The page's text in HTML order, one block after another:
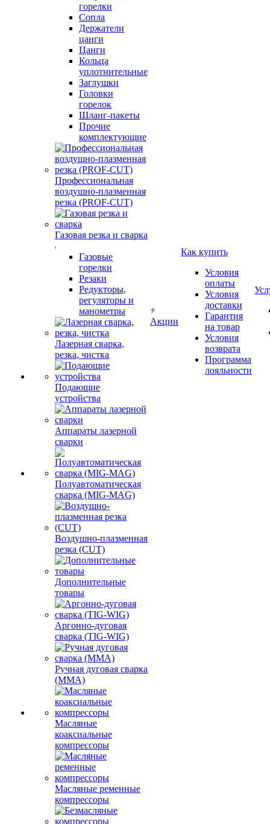
горелки
Сопла
Держатели
цанги
Цанги
Кольца
уплотнительные
Заглушки
Головки
горелок
Шланг-пакеты
Прочие
комплектующие
Профессиональная
воздушно-плазменная
резка (PROF-CUT)
Газовая резка и сварка
Газовые
горелки
Резаки
Редукторы,
регуляторы и
манометры
Лазерная сварка,
резка, чистка
Подающие
устройства
Аппараты лазерной
сварки
Полуавтоматическая
сварка (MIG-MAG)
Воздушно-плазменная
резка (CUT)
Дополнительные
товары
Аргонно-дуговая
сварка (TIG-WIG)
Ручная дуговая сварка
(MMA)
Масляные
коаксиальные
компрессоры
Масляные ременные
компрессоры
Акции
Как купить
Условия
оплаты
Условия
доставки
Гарантия
на товар
Условия
возврата
Программа
лояльности